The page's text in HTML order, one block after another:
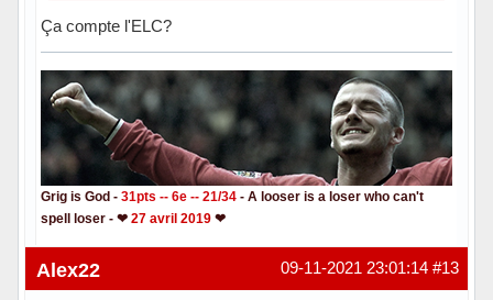
Ça compte l'ELC?
Grig is God - 31pts -- 6e -- 21/34 - A looser is a loser who can't
spell loser - ❤ 27 avril 2019❤
Hors ligne #13
09-11-2021 23:01:14
Alex22